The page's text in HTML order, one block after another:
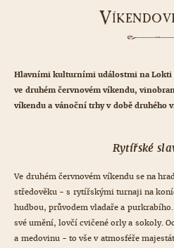
V
Hlavními kulturními událostmi na Lokti
ve druhém červnovém víkendu,
víkendu a vánoční trhy v době druhého
Rytířské
Ve druhém červnovém víkendu se na
středověku - s rytířskými turnaji na
hudbou, průvodem vladaře a
své umění, lovčí cvičené orly a sokoly.
a medovinu - to vše v atmosféře